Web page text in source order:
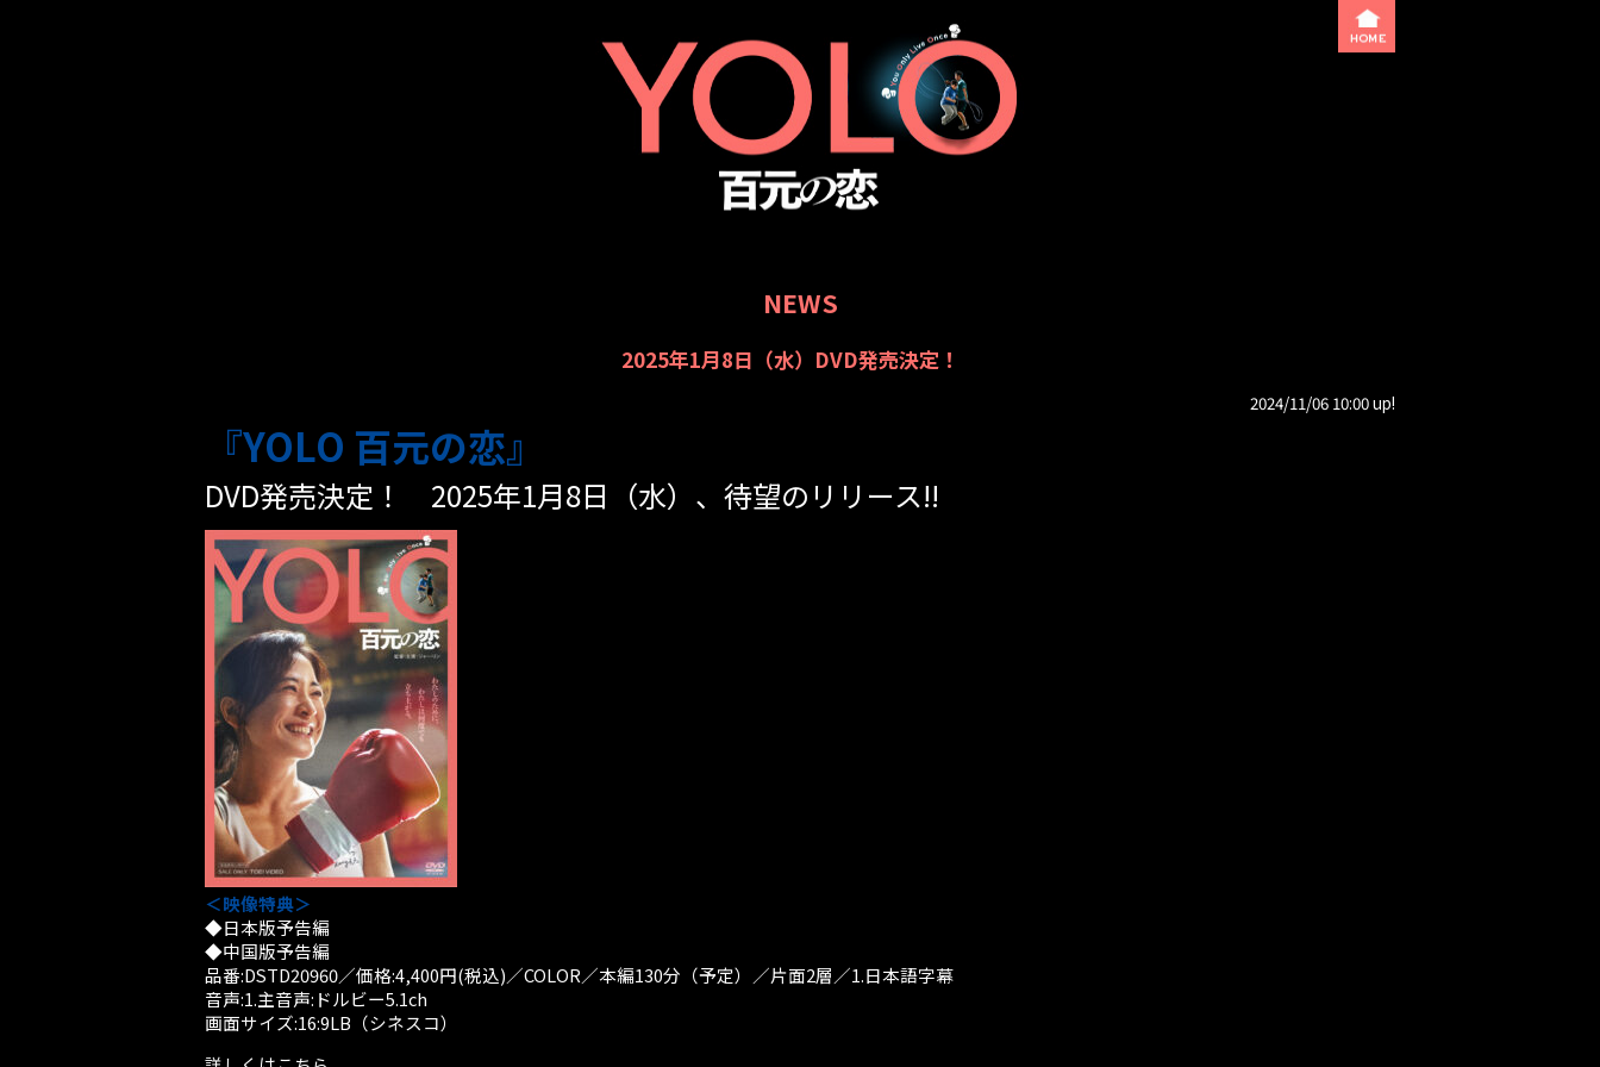
NEWS
2025年1月8日（水）DVD発売決定！
2024/11/06 10:00 up!
『YOLO 百元の恋』
DVD発売決定！ 2025年1月8日（水）、待望のリリース!!
＜映像特典＞
◆日本版予告編
◆中国版予告編
品番:DSTD20960／価格:4,400円(税込)／COLOR／本編130分（予定）／片面2層／1.日本語字幕
音声:1.主音声:ドルビー5.1ch
画面サイズ:16:9LB（シネスコ）